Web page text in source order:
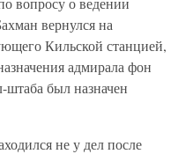
вернулся на
Кильской станцией,
адмирала фон
был назначен
не у дел после